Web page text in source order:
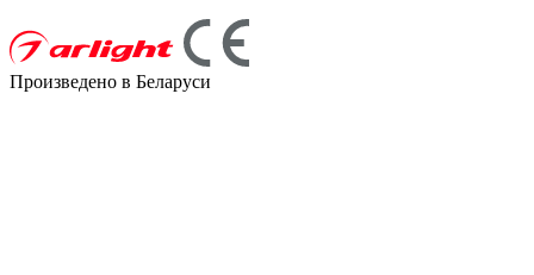
Произведено в Беларуси